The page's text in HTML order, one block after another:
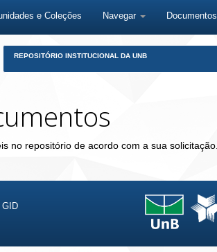
e Coleções Navegar Documentos
REPOSITÓRIO INSTITUCIONAL DA UNB
no repositório de acordo com a sua solicitação.
GID